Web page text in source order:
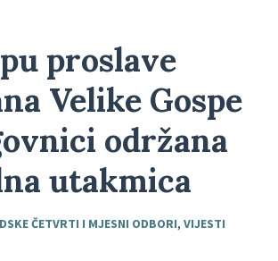
proslave
Velike Gospe
održana
utakmica
ČETVRTI I MJESNI ODBORI, VIJESTI